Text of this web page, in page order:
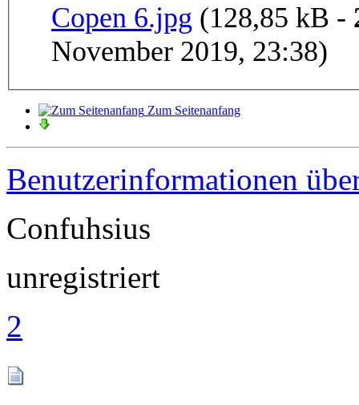
Copen 6.jpg (128,85 kB -
November 2019, 23:38)
Zum Seitenanfang
Benutzerinformationen
Confuhsius
unregistriert
2